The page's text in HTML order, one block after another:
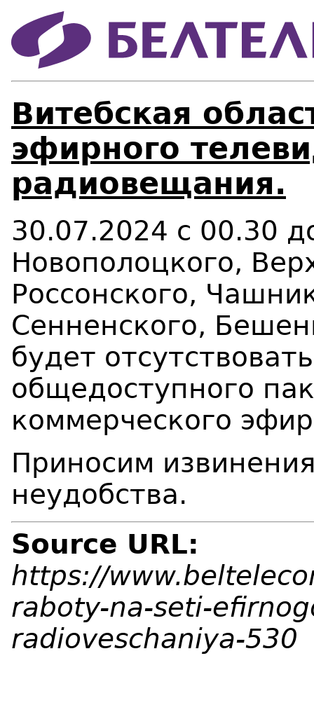
Витебская
эфирного
радиовещания.
30.07.2024 с 00.30
Новополоцкого,
Россонского,
Сенненского,
будет
общедоступного
коммерческого
Приносим
неудобства.
Source URL:
https://
raboty-na-seti-
radioveschaniya-530